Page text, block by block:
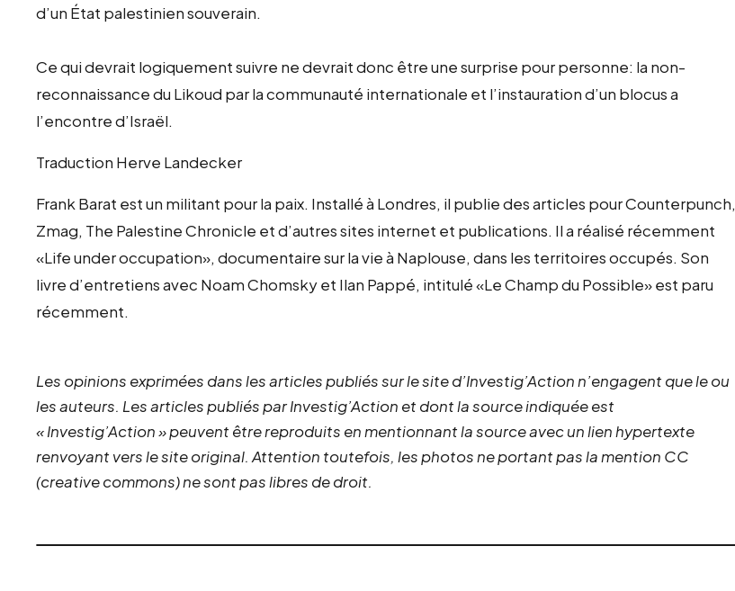
d’un État palestinien souverain.
Ce qui devrait logiquement suivre ne devrait donc être une surprise pour personne: la non-
reconnaissance du Likoud par la communauté internationale et l’instauration d’un blocus a
l’encontre d’Israël.
Traduction Herve Landecker
Frank Barat est un militant pour la paix. Installé à Londres, il publie des articles pour Counterpunch,
Zmag, The Palestine Chronicle et d’autres sites internet et publications. Il a réalisé récemment
«Life under occupation», documentaire sur la vie à Naplouse, dans les territoires occupés. Son
livre d’entretiens avec Noam Chomsky et Ilan Pappé, intitulé «Le Champ du Possible» est paru
récemment.
Les opinions exprimées dans les articles publiés sur le site d’Investig’Action n’engagent que le ou
les auteurs. Les articles publiés par Investig’Action et dont la source indiquée est
« Investig’Action » peuvent être reproduits en mentionnant la source avec un lien hypertexte
renvoyant vers le site original. Attention toutefois, les photos ne portant pas la mention CC
(creative commons) ne sont pas libres de droit.